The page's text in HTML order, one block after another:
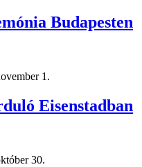
Budapesten
1.
Eisenstadban
30.